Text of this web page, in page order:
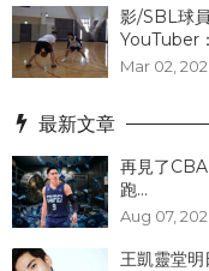
影/SBL球
YouTuber
Mar 02,
最新文章
再見了
跑...
Aug 07,
王凱靈堂明